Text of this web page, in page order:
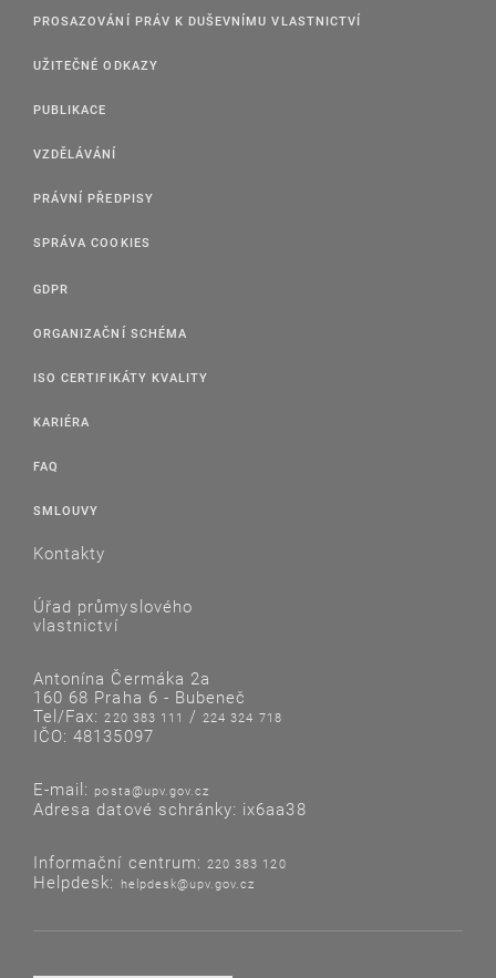
PROSAZOVÁNÍ PRÁV K DUŠEVNÍMU VLASTNICTVÍ
UŽITEČNÉ ODKAZY
PUBLIKACE
VZDĚLÁVÁNÍ
PRÁVNÍ PŘEDPISY
SPRÁVA COOKIES
GDPR
ORGANIZAČNÍ SCHÉMA
ISO CERTIFIKÁTY KVALITY
KARIÉRA
FAQ
SMLOUVY
Kontakty
Úřad průmyslového
vlastnictví
Antonína Čermáka 2a
160 68 Praha 6 - Bubeneč
Tel/Fax:220 383 111 /224 324 718
IČO: 48135097
E-mail: posta@upv.gov.cz
Adresa datové schránky: ix6aa38
Informační centrum: 220 383 120
Helpdesk: helpdesk@upv.gov.cz